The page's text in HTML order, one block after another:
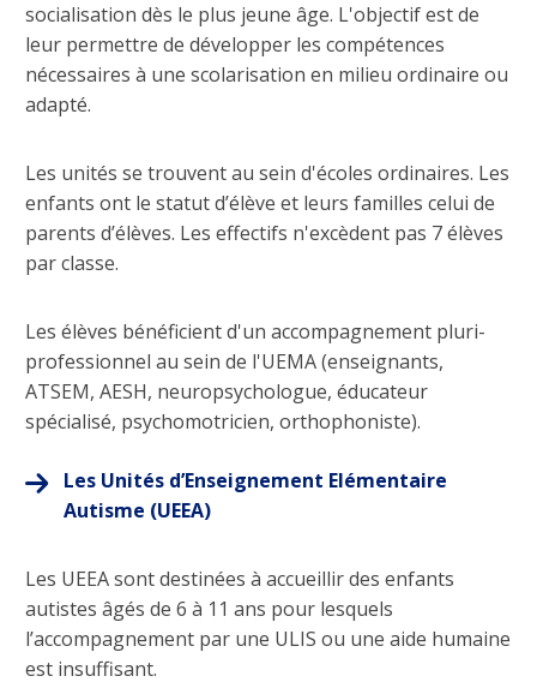
socialisation dès le plus jeune âge. L'objectif est de
leur permettre de développer les compétences
nécessaires à une scolarisation en milieu ordinaire ou
adapté.
Les unités se trouvent au sein d'écoles ordinaires. Les
enfants ont le statut d’élève et leurs familles celui de
parents d’élèves. Les effectifs n'excèdent pas 7 élèves
par classe.
Les élèves bénéficient d'un accompagnement pluri-
professionnel au sein de l'UEMA (enseignants,
ATSEM, AESH, neuropsychologue, éducateur
spécialisé, psychomotricien, orthophoniste).
Les Unités d’Enseignement Elémentaire
Autisme (UEEA)
Les UEEA sont destinées à accueillir des enfants
autistes âgés de 6 à 11 ans pour lesquels
l’accompagnement par une ULIS ou une aide humaine
est insuffisant.